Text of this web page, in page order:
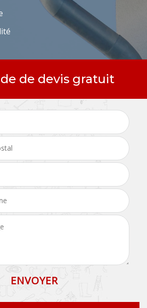
de devis gratuit